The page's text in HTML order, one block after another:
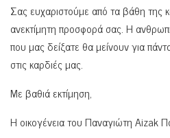
Σας ευχαριστούμε από τα βάθη της
ανεκτίμητη προσφορά σας. Η
που μας δείξατε θα μείνουν για
στις καρδιές μας.
Με βαθιά εκτίμηση,
Η οικογένεια του Παναγιώτη Aizak